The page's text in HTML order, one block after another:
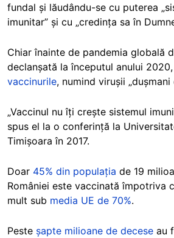
fundal și lăudându-se cu puterea
imunitar” și cu „credința sa în
Chiar înainte de pandemia globală
declanșată la începutul anului
vaccinurile, numind virușii
„Vaccinul nu îți crește sistemul
spus el la o conferință la
Timișoara în 2017.
Doar 45% din populația de 19
României este vaccinată împotriva
mult sub media UE de 70%.
Peste șapte milioane de decese au